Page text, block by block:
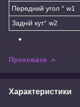
Передний угол ° w1
Задній кут° w2
Приховати
Характеристики